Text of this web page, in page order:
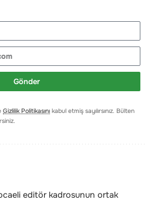
Gönder
Gizlilik Politikasını kabul etmiş sayılırsınız. Bülten
editör kadrosunun ortak